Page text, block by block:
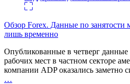
Обзор Forex. Данные по занятости
лишь временно
Опубликованные в четверг
рабочих мест в частном секторе
компании ADP оказались заметно
…